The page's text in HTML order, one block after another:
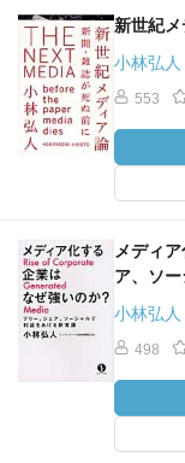
旧来の社会や政
うな存在がパブリ
これまでの社会
クチェーン要素
トランディング
■ブロックチェー
本人証明のため
どこかの企業で
有し、コントロー
改竄できないよ
されている KYC
確認）の実現手
銀行などの金融
新世紀
小林弘人
553
メディ
ア、ソ
小林弘人
498